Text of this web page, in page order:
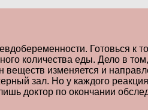
Готовься к
количества еды. Дело в
изменяется и
зал. Но у каждого
доктор по окончании